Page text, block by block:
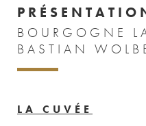
BOURGOGNE
BASTIAN
LA CUVÉE